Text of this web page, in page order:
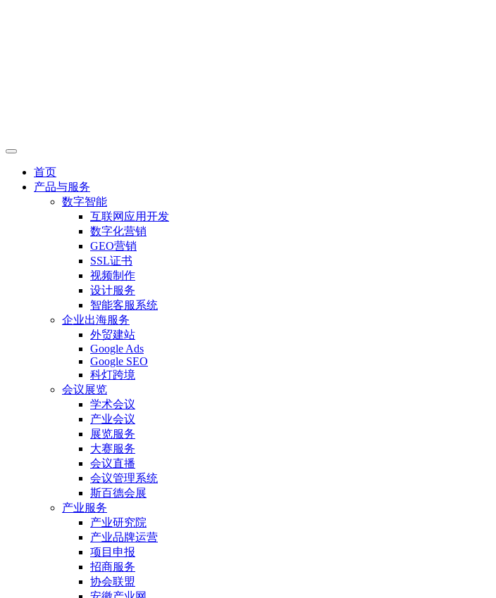
首页
产品与服务
数字智能
互联网应用开发
数字化营销
GEO营销
SSL证书
视频制作
设计服务
智能客服系统
企业出海服务
外贸建站
Google Ads
Google SEO
科灯跨境
会议展览
学术会议
产业会议
展览服务
大赛服务
会议直播
会议管理系统
斯百德会展
产业服务
产业研究院
产业品牌运营
项目申报
招商服务
协会联盟